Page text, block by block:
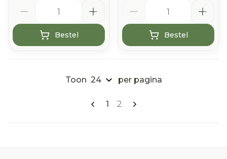
Bestel Bestel
Pagina's
U lees momenteel pagina
1 Pagina
2
Toon per pagina